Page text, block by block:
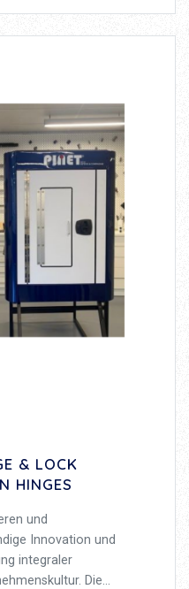
& LOCK
HINGES
und
Innovation und
integraler
Die